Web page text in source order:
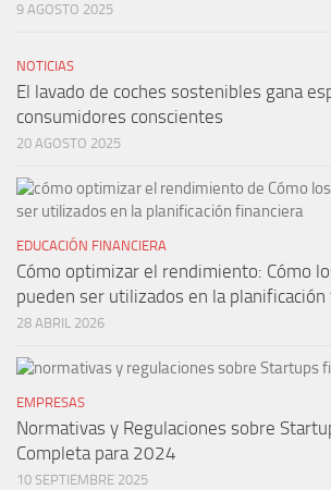
9 AGOSTO 2025
NOTICIAS
El lavado de coches sostenibles gana
consumidores conscientes
20 AGOSTO 2025
EDUCACIÓN FINANCIERA
Cómo optimizar el rendimiento: Cómo
pueden ser utilizados en la planificación
28 ABRIL 2026
EMPRESAS
Normativas y Regulaciones sobre
Completa para 2024
10 SEPTIEMBRE 2025